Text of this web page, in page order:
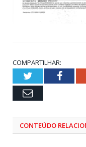
COMPARTILHAR:
Twitter
Email
CONTEÚDO